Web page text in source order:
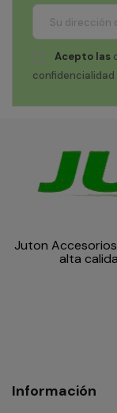
Acepto las
confidencialidad
Juton
alta
Información